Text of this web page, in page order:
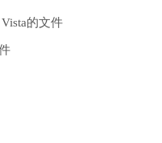
的文件